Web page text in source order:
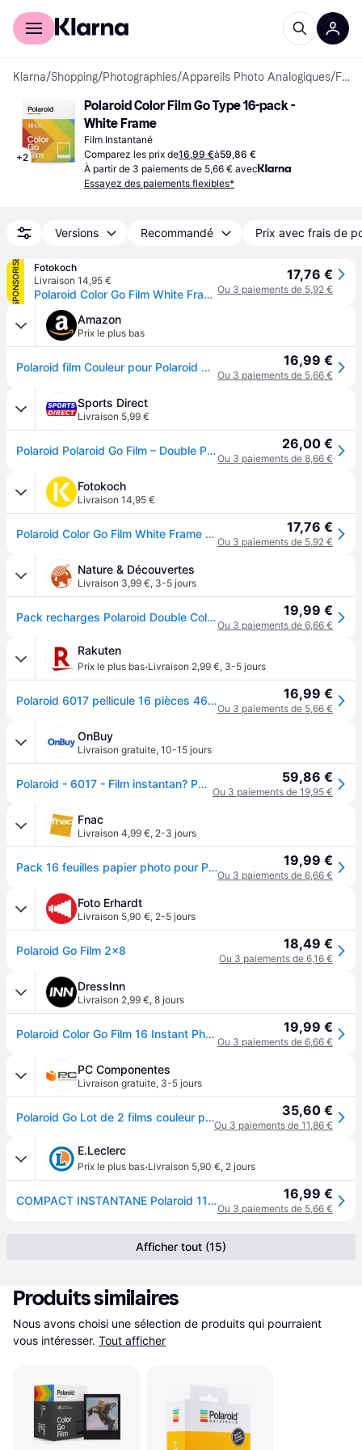
Acheter avec Klarna
Klarna/Shopping/Photographies/Appareils Photo Analogiques/ Films Instantanés
+2
Polaroid Color Film Go Type 16-pack -
White Frame
Film Instantané
Comparez les prix de16,99 €à59,86 €
À partir de 3 paiements de 5,66 € avec
Essayez des paiements flexibles*
Versions Recommandé Prix avec frais de
SPONSORISÉ
Fotokoch
Livraison 14,95 €
Polaroid Color Go Film White Frame 2x8 records
17,76 €
Ou 3 paiements de 5,92 €
Amazon
Prix le plus bas
Polaroid film Couleur pour Polaroid GO et Polaroid GO Generation 2Go- (16 Photos) 16,99 €
Ou 3 paiements de 5,66 €
Sports Direct
Livraison 5,99 €
Polaroid Polaroid Go Film – Double Pack - Blanc 26,00 €
Ou 3 paiements de 8,66 €
Fotokoch
Livraison 14,95 €
Polaroid Color Go Film White Frame 2x8 records 17,76 €
Ou 3 paiements de 5,92 €
Nature & Découvertes
Livraison 3,99 €, 3-5 jours
Pack recharges Polaroid Double Color Go 19,99 €
Ou 3 paiements de 6,66 €
Rakuten
Prix le plus bas·Livraison 2,99 €, 3-5 jours
Polaroid 6017 pellicule 16 pièces 46 x 47 mm 16,99 €
Ou 3 paiements de 5,66 €
OnBuy
Livraison gratuite, 10-15 jours
Polaroid - 6017 - Film instantan? Polaroid Go - Pack double 59,86 €
Ou 3 paiements de 19,95 €
Fnac
Livraison 4,99 €, 2-3 jours
Pack 16 feuilles papier photo pour Polaroid Go Cadre Blanc - Neutre 19,99 €
Ou 3 paiements de 6,66 €
Foto Erhardt
Livraison 5,90 €, 2-5 jours
Polaroid Go Film 2x8 18,49 €
Ou 3 paiements de 6,16 €
DressInn
Livraison 2,99 €, 8 jours
Polaroid Color Go Film 16 Instant Photos Multicolore 19,99 €
Ou 3 paiements de 6,66 €
PC Componentes
Livraison gratuite, 3-5 jours
Polaroid Go Lot de 2 films couleur pour Polaroid Go 35,60 €
Ou 3 paiements de 11,86 €
E.Leclerc
Prix le plus bas·Livraison 5,90 €, 2 jours
COMPACT INSTANTANE Polaroid 1130086 16,99 €
Ou 3 paiements de 5,66 €
Afficher tout (15)
Produits similaires
Nous avons choisi une sélection de produits qui pourraient
vous intéresser. Tout afficher